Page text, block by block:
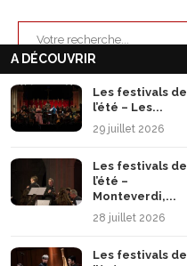
ARCHIVES
A DÉCOUVRIR
Les festivals de
l’été – Les...
29 juillet 2026
Les festivals de
l’été –
Monteverdi,...
28 juillet 2026
Les festivals de